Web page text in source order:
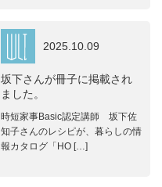
2025.10.09
坂下さんが冊子に掲載され
ました。
時短家事Basic認定講師 坂下佐
知子さんのレシピが、暮らしの情
報カタログ「HO […]